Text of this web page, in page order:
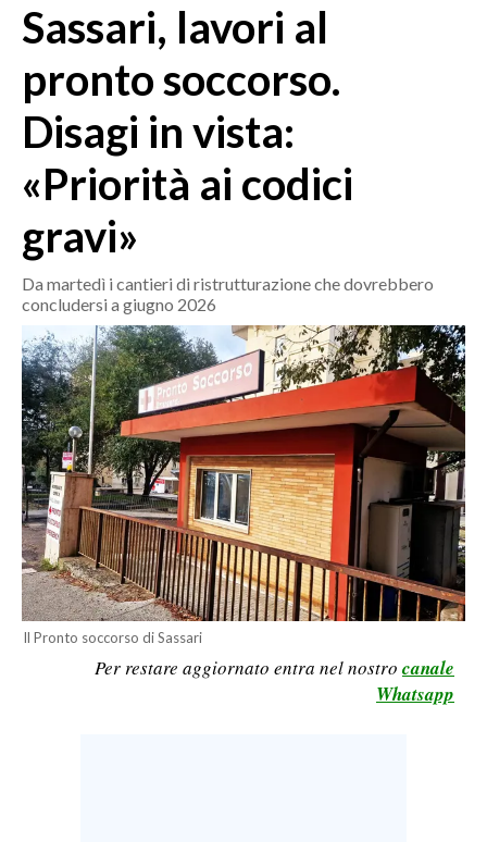
ORISTANO E PROVINCIA
SASSARI E PROVINCIA
GALLURA
NUORO E PROVINCIA
OGLIASTRA
AGENDA
CRONACA
MONDO
POLITICA
ECONOMIA
SERVIZI ALLE IMPRESE
LAVORO
BANDI
SPORT IN SARDEGNA
SPORT
RISULTATI E CLASSIFICHE
Sassari, lavori al
pronto soccorso.
Disagi in vista:
«Priorità ai codici
gravi»
Da martedì i cantieri di ristrutturazione che dovrebbero
concludersi a giugno 2026
Il Pronto soccorso di Sassari
Per restare aggiornato entra nel nostro canale
Whatsapp